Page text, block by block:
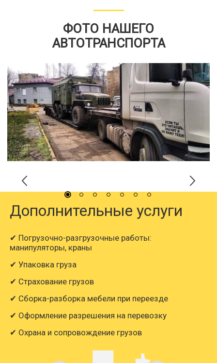
ФОТО НАШЕГО
АВТОТРАНСПОРТА
Дополнительные услуги
✔ Погрузочно-разгрузочные работы:
манипуляторы, краны
✔ Упаковка груза
✔ Страхование грузов
✔ Сборка-разборка мебели при переезде
✔ Оформление разрешения на перевозку
✔ Охрана и сопровождение грузов